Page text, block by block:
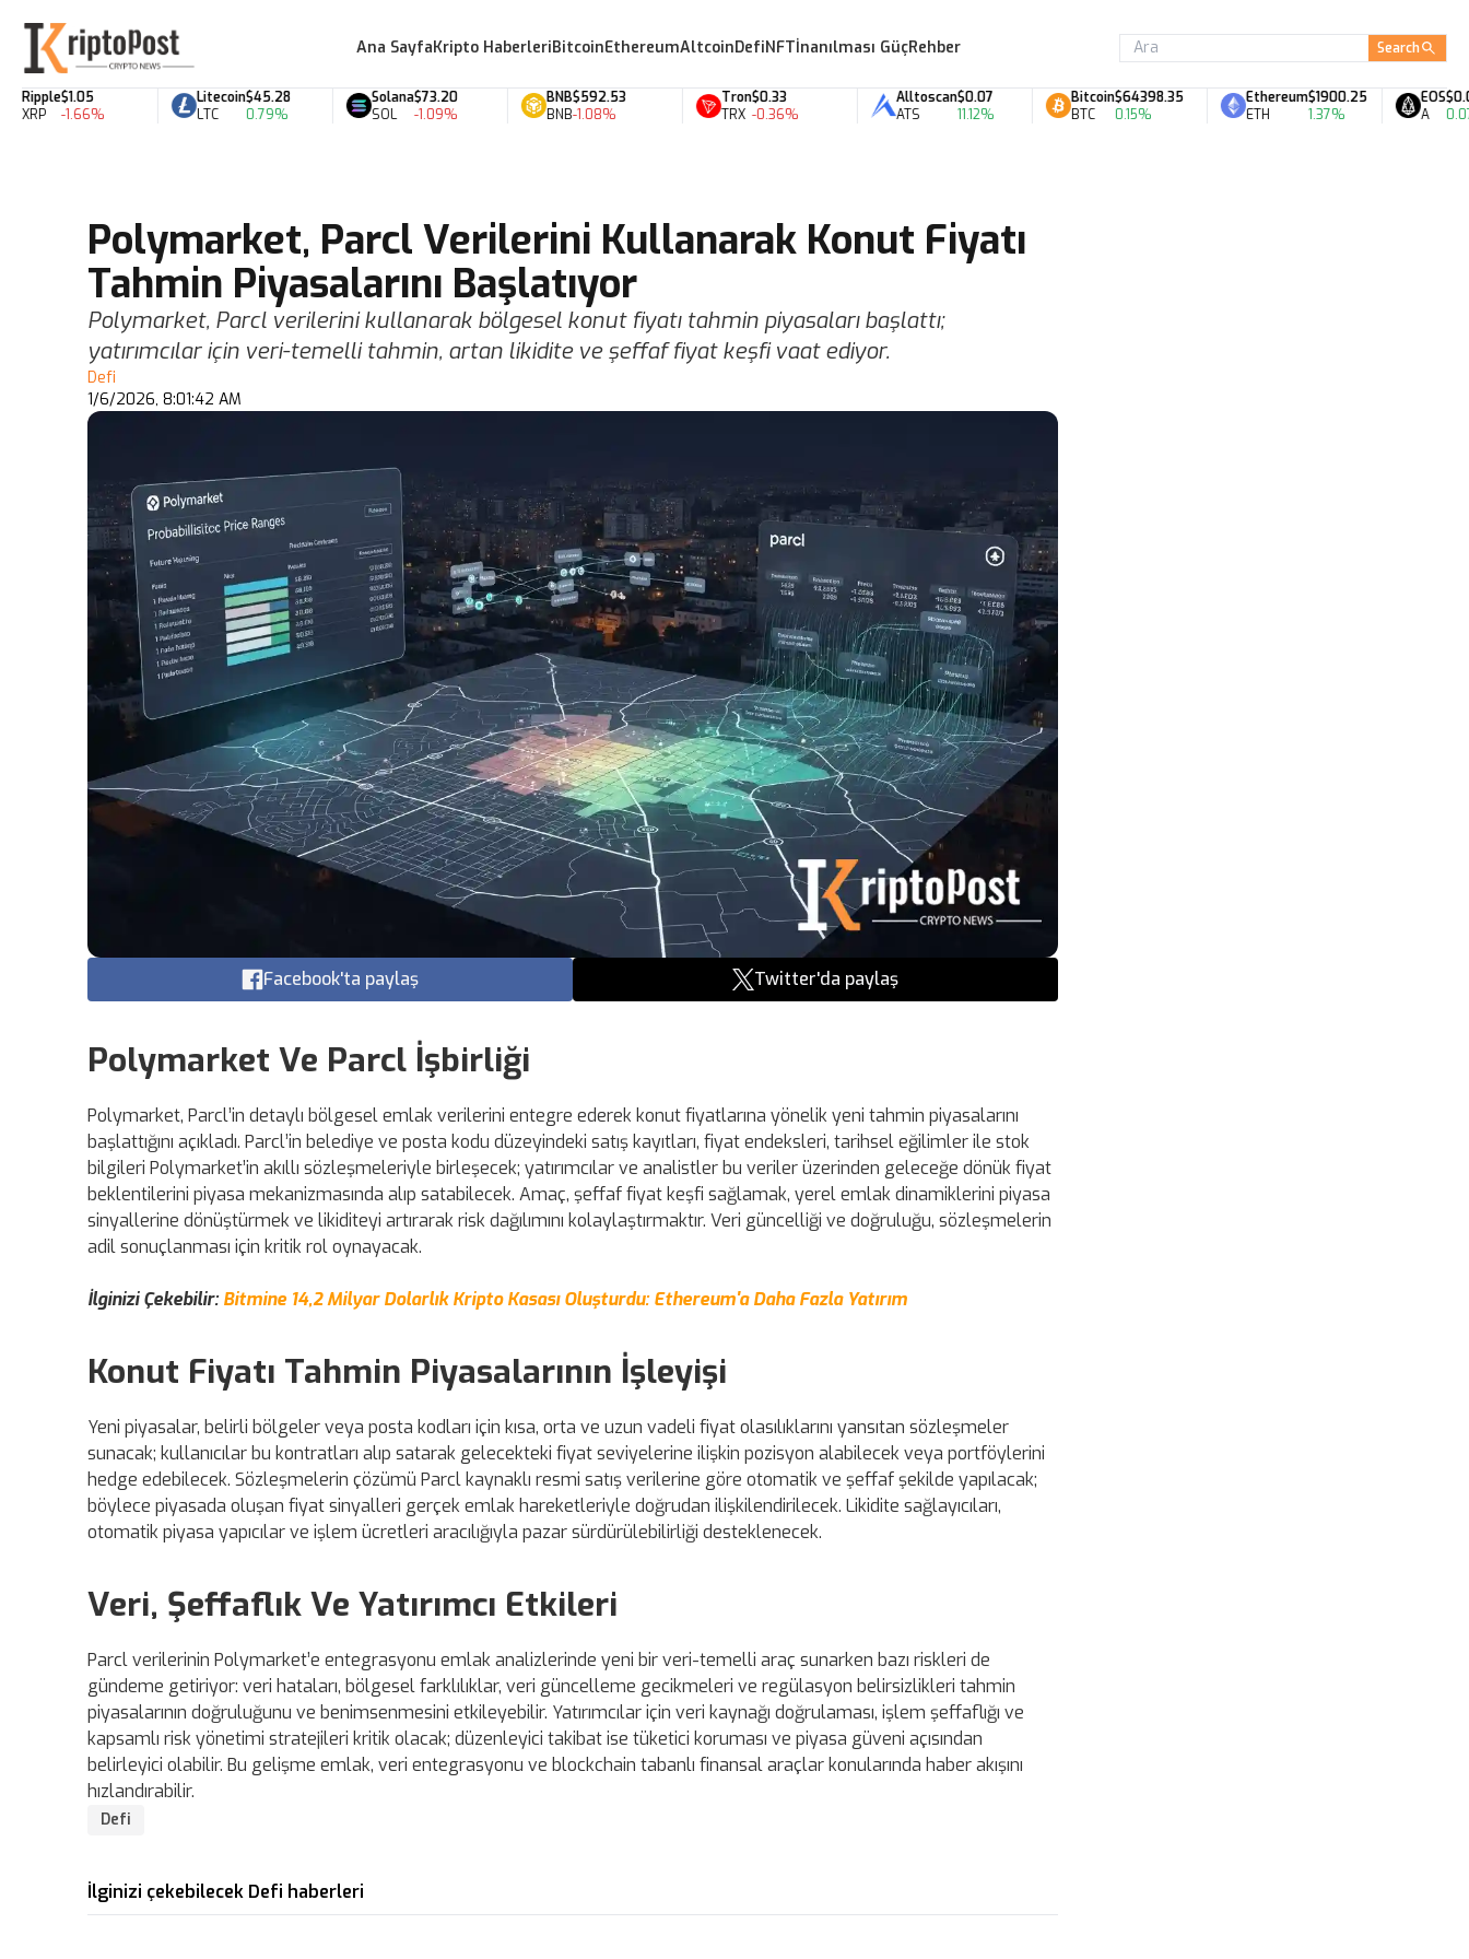
Ana SayfaKripto HaberleriBitcoinEthereumAltcoinDefiNFTİnanılması GüçRehber Search
$1.05
-1.66%
Litecoin
LTC
$45.28
0.79%
Solana
SOL
$73.20
-1.09%
BNB
BNB
$592.53
-1.08%
Tron
TRX
$0.33
-0.36%
Alltoscan
ATS
$0.07
11.12%
Bitcoin
BTC
$64398.35
0.15%
Ethereum
ETH
$1900.25
1.37%
EOS
A
$0.06
0.07%
Polymarket, Parcl Verilerini Kullanarak Konut Fiyatı
Tahmin Piyasalarını Başlatıyor
Polymarket, Parcl verilerini kullanarak bölgesel konut fiyatı tahmin piyasaları başlattı;
yatırımcılar için veri-temelli tahmin, artan likidite ve şeffaf fiyat keşfi vaat ediyor.
Defi
1/6/2026, 8:01:42 AM
Facebook'ta paylaş Twitter'da paylaş
Polymarket Ve Parcl İşbirliği
Polymarket, Parcl’in detaylı bölgesel emlak verilerini entegre ederek konut fiyatlarına yönelik yeni tahmin piyasalarını
başlattığını açıkladı. Parcl’in belediye ve posta kodu düzeyindeki satış kayıtları, fiyat endeksleri, tarihsel eğilimler ile stok
bilgileri Polymarket’in akıllı sözleşmeleriyle birleşecek; yatırımcılar ve analistler bu veriler üzerinden geleceğe dönük fiyat
beklentilerini piyasa mekanizmasında alıp satabilecek. Amaç, şeffaf fiyat keşfi sağlamak, yerel emlak dinamiklerini piyasa
sinyallerine dönüştürmek ve likiditeyi artırarak risk dağılımını kolaylaştırmaktır. Veri güncelliği ve doğruluğu, sözleşmelerin
adil sonuçlanması için kritik rol oynayacak.
İlginizi Çekebilir:Bitmine 14,2 Milyar Dolarlık Kripto Kasası Oluşturdu: Ethereum'a Daha Fazla Yatırım
Konut Fiyatı Tahmin Piyasalarının İşleyişi
Yeni piyasalar, belirli bölgeler veya posta kodları için kısa, orta ve uzun vadeli fiyat olasılıklarını yansıtan sözleşmeler
sunacak; kullanıcılar bu kontratları alıp satarak gelecekteki fiyat seviyelerine ilişkin pozisyon alabilecek veya portföylerini
hedge edebilecek. Sözleşmelerin çözümü Parcl kaynaklı resmi satış verilerine göre otomatik ve şeffaf şekilde yapılacak;
böylece piyasada oluşan fiyat sinyalleri gerçek emlak hareketleriyle doğrudan ilişkilendirilecek. Likidite sağlayıcıları,
otomatik piyasa yapıcılar ve işlem ücretleri aracılığıyla pazar sürdürülebilirliği desteklenecek.
Veri, Şeffaflık Ve Yatırımcı Etkileri
Parcl verilerinin Polymarket’e entegrasyonu emlak analizlerinde yeni bir veri-temelli araç sunarken bazı riskleri de
gündeme getiriyor: veri hataları, bölgesel farklılıklar, veri güncelleme gecikmeleri ve regülasyon belirsizlikleri tahmin
piyasalarının doğruluğunu ve benimsenmesini etkileyebilir. Yatırımcılar için veri kaynağı doğrulaması, işlem şeffaflığı ve
kapsamlı risk yönetimi stratejileri kritik olacak; düzenleyici takibat ise tüketici koruması ve piyasa güveni açısından
belirleyici olabilir. Bu gelişme emlak, veri entegrasyonu ve blockchain tabanlı finansal araçlar konularında haber akışını
hızlandırabilir.
Defi
İlginizi çekebilecek Defi haberleri